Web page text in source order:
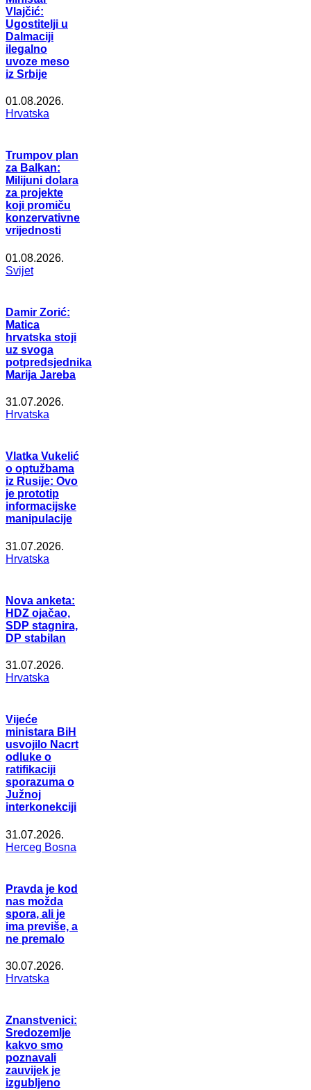
Vlajčić:
Ugostitelji u
Dalmaciji
ilegalno
uvoze meso
iz Srbije
01.08.2026.
Hrvatska
Trumpov plan
za Balkan:
Milijuni dolara
za projekte
koji promiču
konzervativne
vrijednosti
01.08.2026.
Svijet
Damir Zorić:
Matica
hrvatska stoji
uz svoga
potpredsjednika
Marija Jareba
31.07.2026.
Hrvatska
Vlatka Vukelić
o optužbama
iz Rusije: Ovo
je prototip
informacijske
manipulacije
31.07.2026.
Hrvatska
Nova anketa:
HDZ ojačao,
SDP stagnira,
DP stabilan
31.07.2026.
Hrvatska
Vijeće
ministara BiH
usvojilo Nacrt
odluke o
ratifikaciji
sporazuma o
Južnoj
interkonekciji
31.07.2026.
Herceg Bosna
Pravda je kod
nas možda
spora, ali je
ima previše, a
ne premalo
30.07.2026.
Hrvatska
Znanstvenici:
Sredozemlje
kakvo smo
poznavali
zauvijek je
izgubljeno